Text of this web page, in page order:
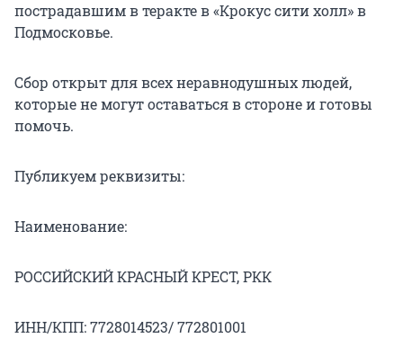
пострадавшим в теракте в «Крокус сити холл» в
Подмосковье.
Сбор открыт для всех неравнодушных людей,
которые не могут оставаться в стороне и готовы
помочь.
Публикуем реквизиты:
Наименование:
РОССИЙСКИЙ КРАСНЫЙ КРЕСТ, РКК
ИНН/КПП: 7728014523/ 772801001